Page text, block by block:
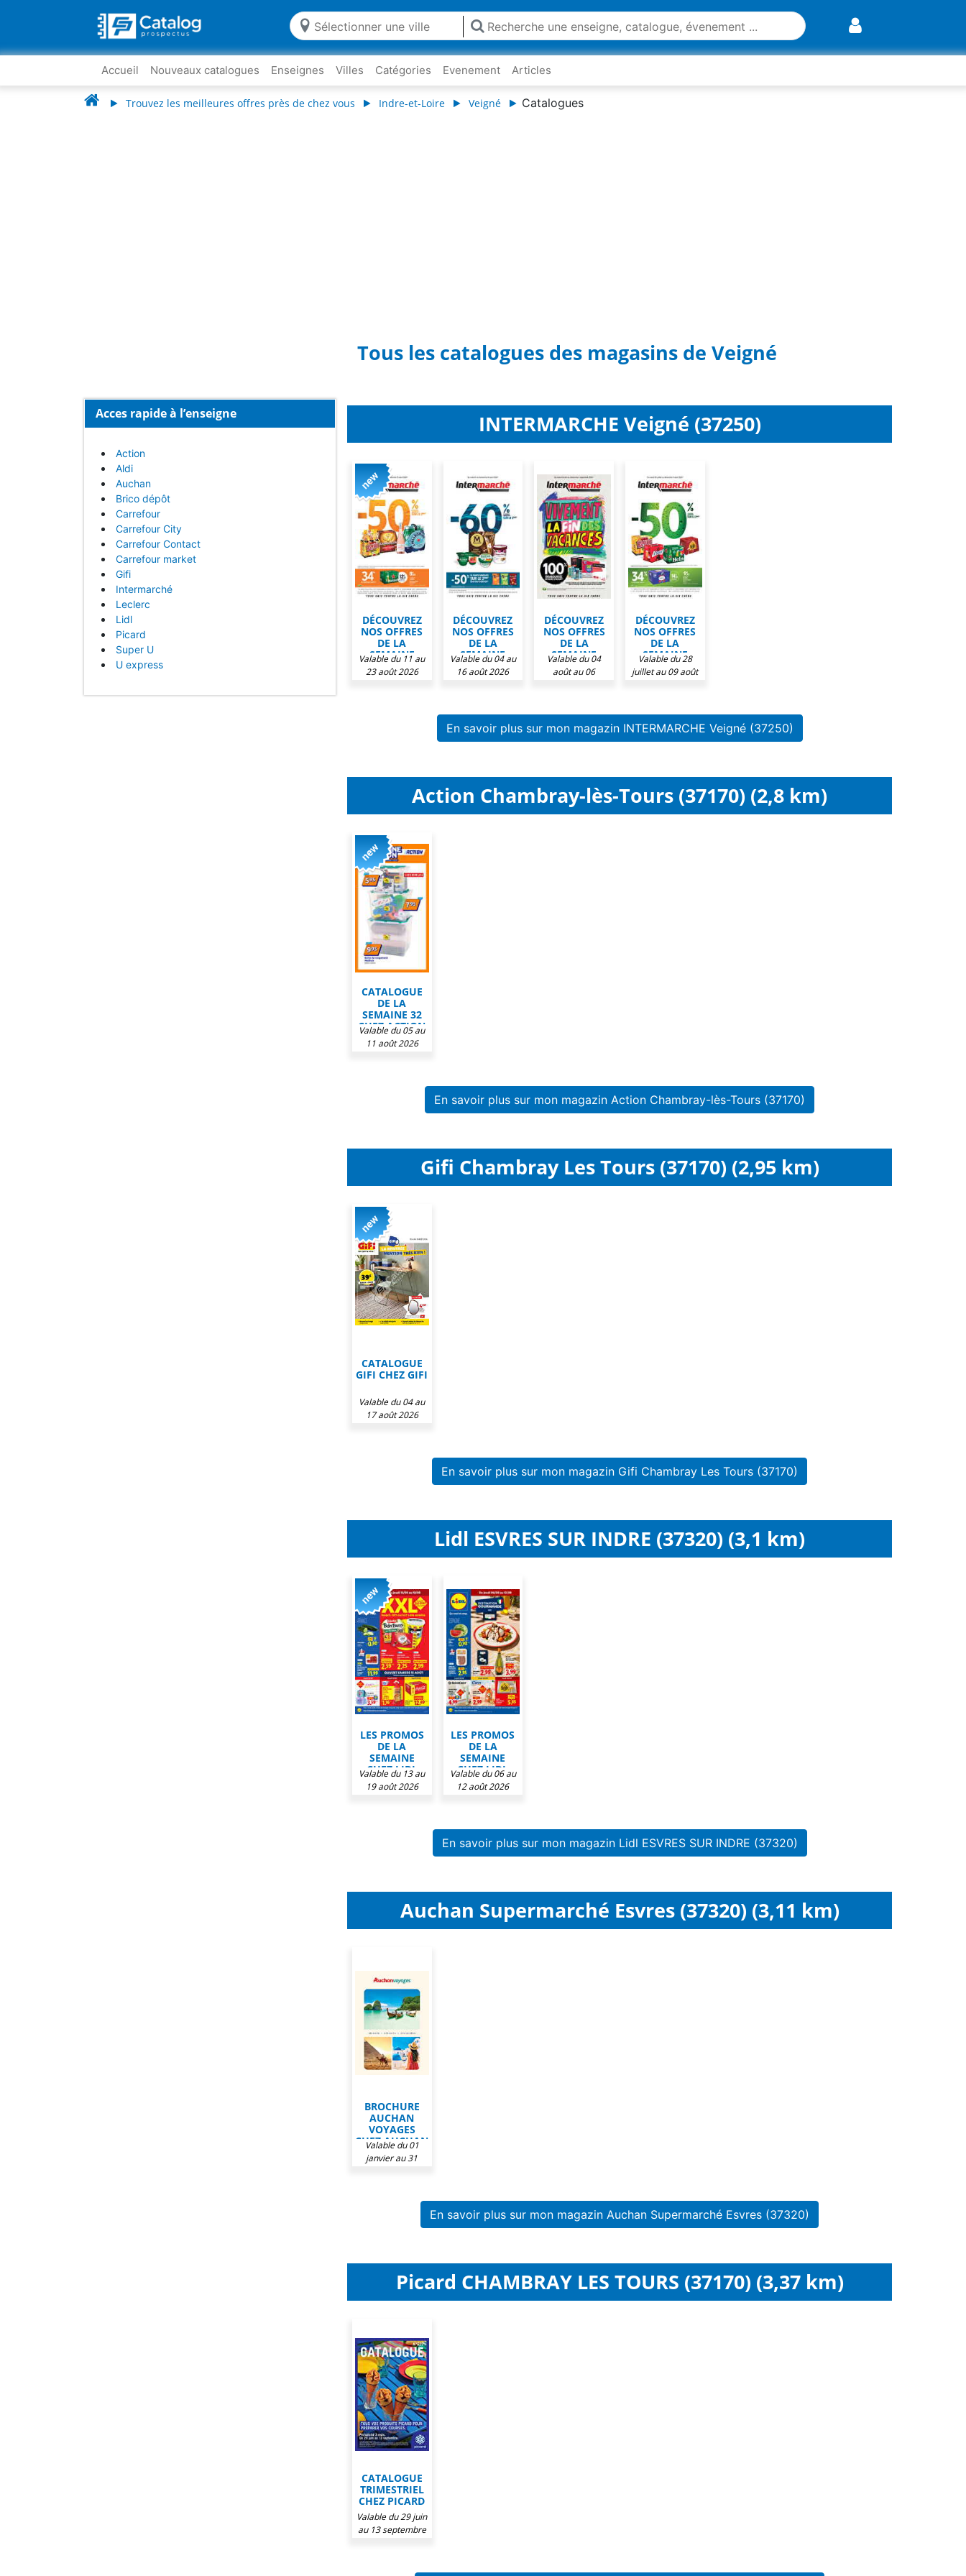
Accueil Nouveaux catalogues Enseignes Villes Catégories Evenement Articles
Trouvez les meilleures offres près de chez vous Indre-et-Loire Veigné Catalogues
Acces rapide à l’enseigne
Action
Aldi
Auchan
Brico dépôt
Carrefour
Carrefour City
Carrefour Contact
Carrefour market
Gifi
Intermarché
Leclerc
Lidl
Picard
Super U
U express
Tous les catalogues des magasins de Veigné
INTERMARCHE Veigné (37250)
DÉCOUVREZ
NOS OFFRES
DE LA
SEMAINE
CHEZ
INTERMARCHÉ
Valable du 11 au
23 août 2026
DÉCOUVREZ
NOS OFFRES
DE LA
SEMAINE
CHEZ
INTERMARCHÉ
Valable du 04 au
16 août 2026
DÉCOUVREZ
NOS OFFRES
DE LA
SEMAINE
CHEZ
INTERMARCHÉ
Valable du 04
août au 06
DÉCOUVREZ
NOS OFFRES
DE LA
SEMAINE
CHEZ
INTERMARCHÉ
Valable du 28
juillet au 09 août
En savoir plus sur mon magazin INTERMARCHE Veigné (37250)
Action Chambray-lès-Tours (37170) (2,8 km)
CATALOGUE
DE LA
SEMAINE 32
CHEZ ACTION
Valable du 05 au
11 août 2026
En savoir plus sur mon magazin Action Chambray-lès-Tours (37170)
Gifi Chambray Les Tours (37170) (2,95 km)
CATALOGUE
GIFI CHEZ GIFI
Valable du 04 au
17 août 2026
En savoir plus sur mon magazin Gifi Chambray Les Tours (37170)
Lidl ESVRES SUR INDRE (37320) (3,1 km)
LES PROMOS
DE LA
SEMAINE
CHEZ LIDL
Valable du 13 au
19 août 2026
LES PROMOS
DE LA
SEMAINE
CHEZ LIDL
Valable du 06 au
12 août 2026
En savoir plus sur mon magazin Lidl ESVRES SUR INDRE (37320)
Auchan Supermarché Esvres (37320) (3,11 km)
BROCHURE
AUCHAN
VOYAGES
CHEZ AUCHAN
Valable du 01
janvier au 31
En savoir plus sur mon magazin Auchan Supermarché Esvres (37320)
Picard CHAMBRAY LES TOURS (37170) (3,37 km)
CATALOGUE
TRIMESTRIEL
CHEZ PICARD
Valable du 29 juin
au 13 septembre